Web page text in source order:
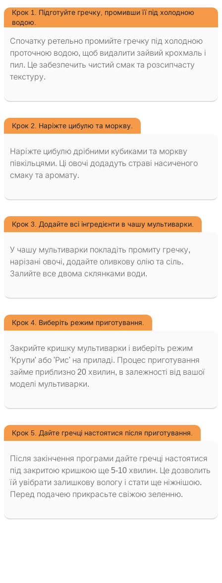
Крок 1. Підготуйте гречку, промивши її під холодною
водою.
Спочатку ретельно промийте гречку під холодною
проточною водою, щоб видалити зайвий крохмаль і
пил. Це забезпечить чистий смак та розсипчасту
текстуру.
Крок 2. Наріжте цибулю та моркву.
Наріжте цибулю дрібними кубиками та моркву
півкільцями. Ці овочі додадуть страві насиченого
смаку та аромату.
Крок 3. Додайте всі інгредієнти в чашу мультиварки.
У чашу мультиварки покладіть промиту гречку,
нарізані овочі, додайте оливкову олію та сіль.
Залийте все двома склянками води.
Крок 4. Виберіть режим приготування.
Закрийте кришку мультиварки і виберіть режим
'Крупи' або 'Рис' на приладі. Процес приготування
займе приблизно 20 хвилин, в залежності від вашої
моделі мультиварки.
Крок 5. Дайте гречці настоятися після приготування.
Після закінчення програми дайте гречці настоятися
під закритою кришкою ще 5-10 хвилин. Це дозволить
їй увібрати залишкову вологу і стати ще ніжнішою.
Перед подачею прикрасьте свіжою зеленню.